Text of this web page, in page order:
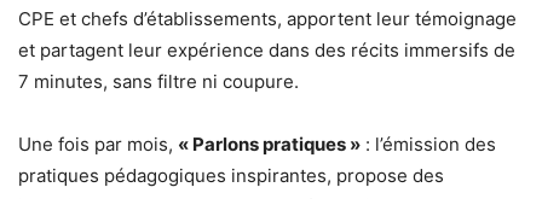
CPE et chefs d’établissements, apportent leur témoignage
et partagent leur expérience dans des récits immersifs de
7 minutes, sans filtre ni coupure.
Une fois par mois, « Parlons pratiques » : l’émission des
pratiques pédagogiques inspirantes, propose des